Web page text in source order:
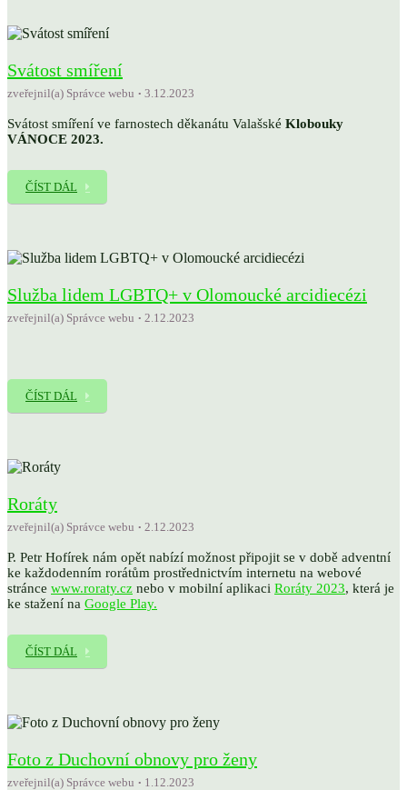
Svátost smíření
zveřejnil(a) Správce webu 3.12.2023
Svátost smíření ve farnostech děkanátu Valašské Klobouky
VÁNOCE 2023.
ČÍST DÁL
Služba lidem LGBTQ+ v Olomoucké arcidiecézi
zveřejnil(a) Správce webu 2.12.2023
ČÍST DÁL
Roráty
zveřejnil(a) Správce webu 2.12.2023
P. Petr Hofírek nám opět nabízí možnost připojit se v době adventní
ke každodenním rorátům prostřednictvím internetu na webové
stránce www.roraty.cz nebo v mobilní aplikaci Roráty 2023, která je
ke stažení na Google Play.
ČÍST DÁL
Foto z Duchovní obnovy pro ženy
zveřejnil(a) Správce webu 1.12.2023